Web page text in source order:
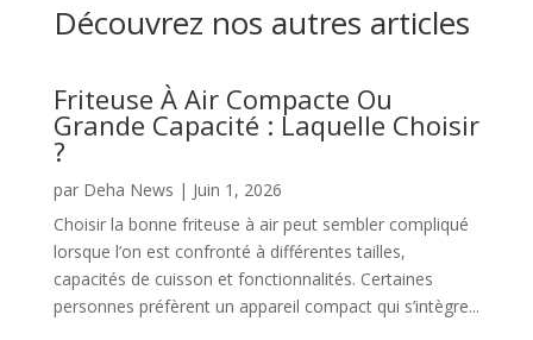
Découvrez nos autres articles
Friteuse À Air Compacte Ou
Grande Capacité : Laquelle Choisir
?
par Deha News | Juin 1, 2026
Choisir la bonne friteuse à air peut sembler compliqué
lorsque l’on est confronté à différentes tailles,
capacités de cuisson et fonctionnalités. Certaines
personnes préfèrent un appareil compact qui s’intègre...